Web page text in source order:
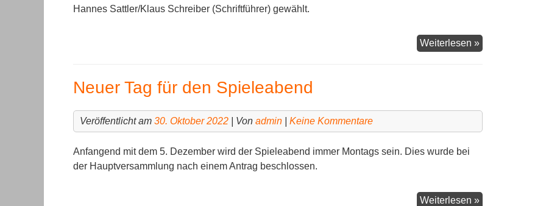
Hannes Sattler/Klaus Schreiber (Schriftführer) gewählt.
Weiterlesen »Neuer
Neuer Tag für den Spieleabend
Veröffentlicht am 30. Oktober 2022 | Von admin Keine Kommentare
Anfangend mit dem 5. Dezember wird der Spieleabend immer Montags sein. Dies wurde bei
der Hauptversammlung nach einem Antrag beschlossen.
Weiterlesen »Neuer